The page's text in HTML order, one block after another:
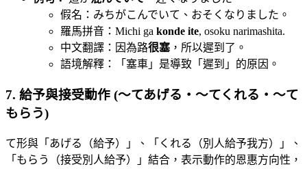
假名：みちがこんでいて、おそくなりました。
羅馬拼音：Michi ga konde ite, osoku narimashita.
中文翻譯：因為路很塞 ，所以遲到了。
語境解釋：「塞車」是導致「遲到」的原因。
7. 給予與接受動作 (〜てあげる・〜てくれる・〜て
もらう)
て形與「あげる（給予）」、「くれる（別人給予我方）」、
「もらう（接受別人給予）」結合，表示動作的恩惠方向性，